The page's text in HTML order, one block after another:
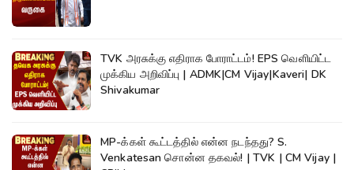
TVK அரசுக்கு எதிராக போராட்டம்! EPS வெளியிட்ட
முக்கிய அறிவிப்பு | ADMK|CM Vijay|Kaveri| DK
Shivakumar
MP-க்கள் கூட்டத்தில் என்ன நடந்தது? S.
Venkatesan சொன்ன தகவல்! | TVK | CM Vijay |